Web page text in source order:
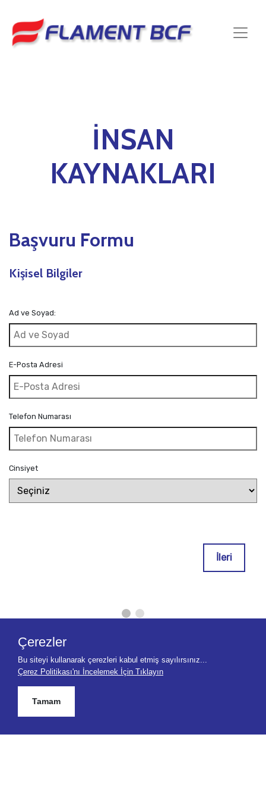
İNSAN
KAYNAKLARI
Başvuru Formu
Kişisel Bilgiler
Ad ve Soyad:
E-Posta Adresi
Telefon Numarası
Cinsiyet
İleri
Çerezler
Bu siteyi kullanarak çerezleri kabul etmiş sayılırsınız...
Çerez Politikası'nı İncelemek İçin Tıklayın
Tamam